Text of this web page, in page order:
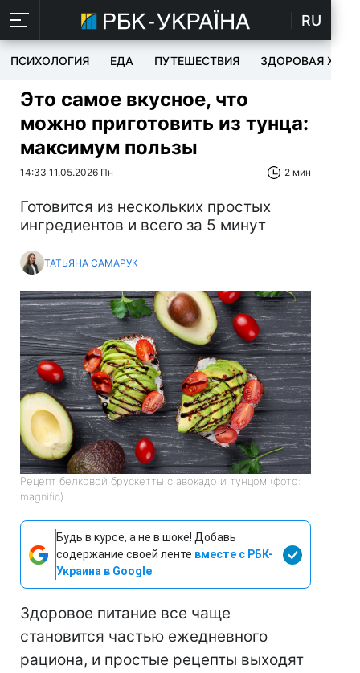
RU
ПСИХОЛОГИЯ ЕДА ПУТЕШЕСТВИЯ ЗДОРОВАЯ
Это самое вкусное, что
можно приготовить из тунца:
максимум пользы
14:33 11.05.2026 Пн 2 мин
Готовится из нескольких простых
ингредиентов и всего за 5 минут
ТАТЬЯНА САМАРУК
Рецепт белковой брускетты с авокадо и тунцом (фото:
magnific)
Будь в курсе, а не в шоке! Добавь
содержание своей ленте вместе с РБК-
Украина в Google
Здоровое питание все чаще
становится частью ежедневного
рациона, и простые рецепты выходят